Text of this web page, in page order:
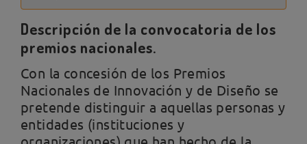
Descripción de la convocatoria de los
premios nacionales.
Con la concesión de los Premios
Nacionales de Innovación y de Diseño se
pretende distinguir a aquellas personas y
entidades (instituciones y